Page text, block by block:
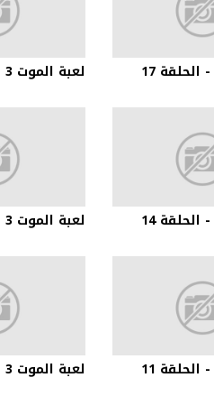
لعبة الموت 3 - الحلقة 16
لعبة الموت 3 - الحلقة 13
لعبة الموت 3 - الحلقة 10